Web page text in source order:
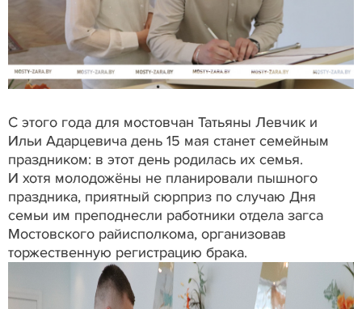
С этого года для мостовчан Татьяны Левчик и
Ильи Адарцевича день 15 мая станет семейным
праздником: в этот день родилась их семья.
И хотя молодожёны не планировали пышного
праздника, приятный сюрприз по случаю Дня
семьи им преподнесли работники отдела загса
Мостовского райисполкома, организовав
торжественную регистрацию брака.